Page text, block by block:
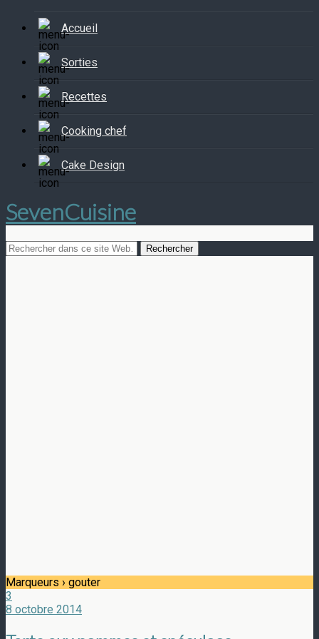
Accueil
Sorties
Recettes
Cooking chef
Cake Design
SevenCuisine
Marqueurs › gouter
3
8 octobre 2014